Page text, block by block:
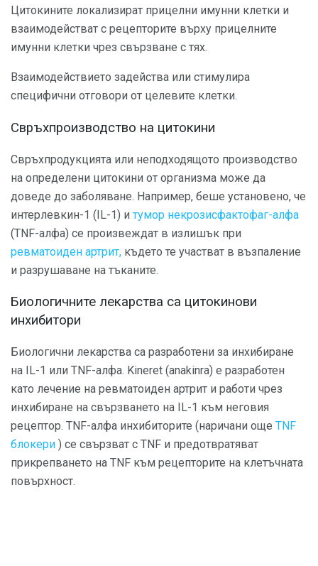
Цитокините локализират прицелни имунни клетки и
взаимодействат с рецепторите върху прицелните
имунни клетки чрез свързване с тях.
Взаимодействието задейства или стимулира
специфични отговори от целевите клетки.
Свръхпроизводство на цитокини
Свръхпродукцията или неподходящото производство
на определени цитокини от организма може да
доведе до заболяване. Например, беше установено, че
интерлевкин-1 (IL-1) и тумор некрозисфактофаг-алфа
(TNF-алфа) се произвеждат в излишък при
ревматоиден артрит, където те участват в възпаление
и разрушаване на тъканите.
Биологичните лекарства са цитокинови
инхибитори
Биологични лекарства са разработени за инхибиране
на IL-1 или TNF-алфа. Kineret (anakinra) е разработен
като лечение на ревматоиден артрит и работи чрез
инхибиране на свързването на IL-1 към неговия
рецептор. TNF-алфа инхибиторите (наричани още TNF
блокери ) се свързват с TNF и предотвратяват
прикрепването на TNF към рецепторите на клетъчната
повърхност.